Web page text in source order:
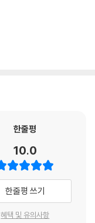
한줄평
10.0
한줄평 쓰기
혜택 및 유의사항